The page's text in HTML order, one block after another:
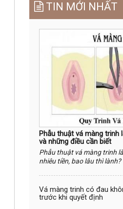
TIN MỚI NHẤT
Phẫu thuật vá màng trinh
và những điều cần biết
Phẫu thuật vá màng trinh
nhiêu tiền, bao lâu thì lành?
Vá màng trinh có đau
trước khi quyết định